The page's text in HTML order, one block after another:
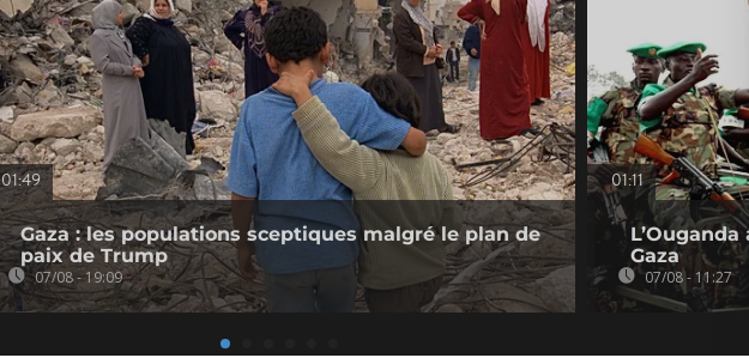
01:49
Gaza : les populations sceptiques malgré le plan de
paix de Trump
07/08 - 19:09
01:11
Gaza
07/08 - 11:27